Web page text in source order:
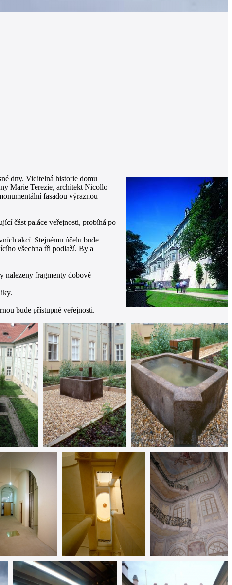
dny. Viditelná historie domu
Marie Terezie, architekt Nicollo
fasádou výraznou
část paláce veřejnosti, probíhá po
akcí. Stejnému účelu bude
všechna tři podlaží. Byla
nalezeny fragmenty dobové
bude přístupné veřejnosti.